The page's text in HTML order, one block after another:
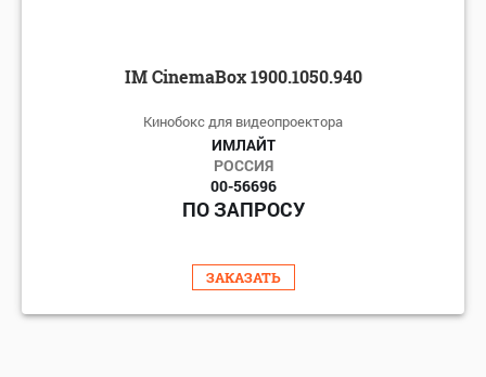
IM CinemaBox 1900.1050.940
Кинобокс для видеопроектора
ИМЛАЙТ
РОССИЯ
00-56696
ПО ЗАПРОСУ
ЗАКАЗАТЬ